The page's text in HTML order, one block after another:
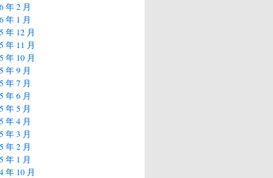
年 2 月
年 1 月
年 12 月
年 11 月
年 10 月
年 9 月
年 7 月
年 6 月
年 5 月
年 4 月
年 3 月
年 2 月
年 1 月
年 10 月